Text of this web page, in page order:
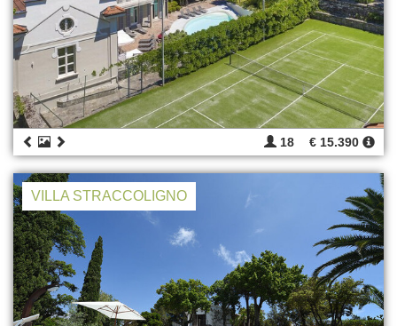
18 € 15.390
VILLA STRACCOLIGNO